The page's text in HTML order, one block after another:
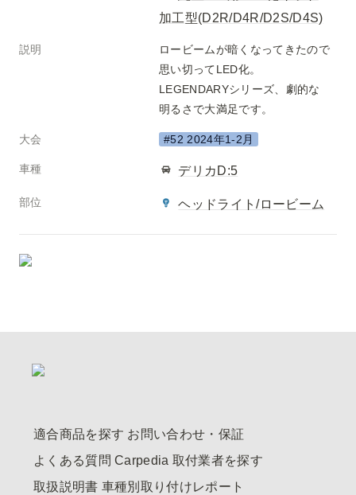
加工型(D2R/D4R/D2S/D4S)
説明
ロービームが暗くなってきたので
思い切ってLED化。
LEGENDARYシリーズ、劇的な
明るさで大満足です。
大会 #52 2024年1-2月
車種 デリカD:5
部位 ヘッドライト/ロービーム
適合商品を探す お問い合わせ・保証
よくある質問 Carpedia 取付業者を探す
取扱説明書 車種別取り付けレポート